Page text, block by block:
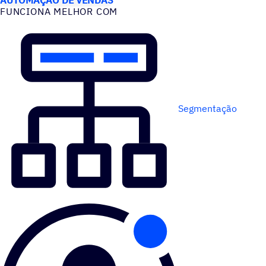
FUNCIONA MELHOR COM
Segmentação